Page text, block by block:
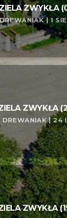
ZWYKŁA
| 1
ZWYKŁA
DREWANIAK | 24
ZWYKŁA